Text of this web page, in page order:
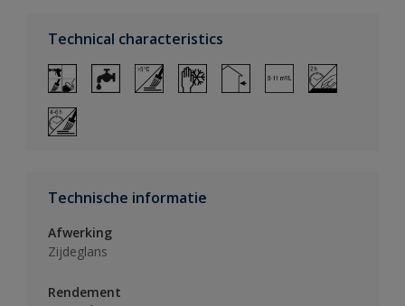
Technical characteristics
Technische informatie
Afwerking
Zijdeglans
Rendement